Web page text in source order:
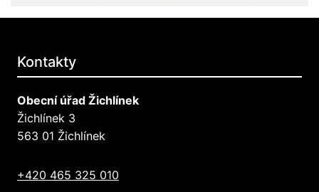
Kontakty
Obecní úřad Žichlínek
Žichlínek 3
563 01 Žichlínek
+420 465 325 010